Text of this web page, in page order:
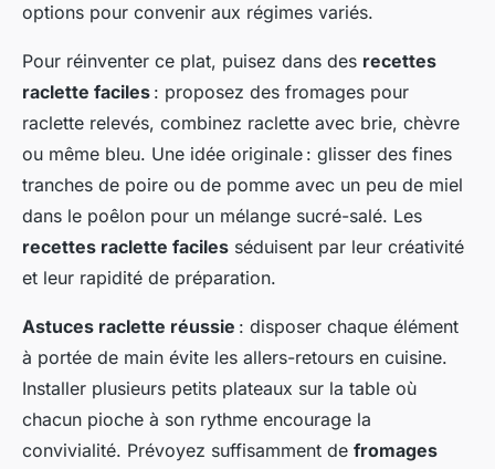
options pour convenir aux régimes variés.
Pour réinventer ce plat, puisez dans des recettes
raclette faciles : proposez des fromages pour
raclette relevés, combinez raclette avec brie, chèvre
ou même bleu. Une idée originale : glisser des fines
tranches de poire ou de pomme avec un peu de miel
dans le poêlon pour un mélange sucré-salé. Les
recettes raclette faciles séduisent par leur créativité
et leur rapidité de préparation.
Astuces raclette réussie : disposer chaque élément
à portée de main évite les allers-retours en cuisine.
Installer plusieurs petits plateaux sur la table où
chacun pioche à son rythme encourage la
convivialité. Prévoyez suffisamment de fromages